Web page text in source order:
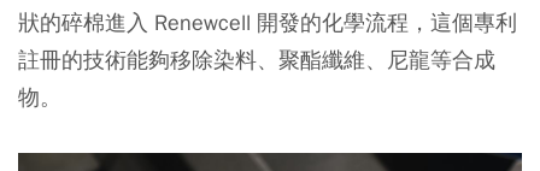
狀的碎棉進入 Renewcell 開發的化學流程，這個專利
註冊的技術能夠移除染料、聚酯纖維、尼龍等合成
物。